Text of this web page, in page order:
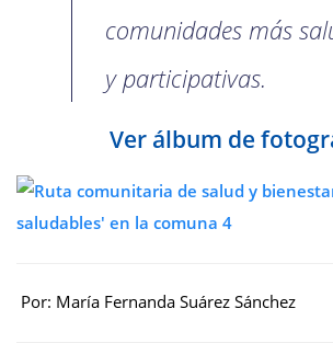
comunidades más
y participativas.
Ver álbum de
Por: María Fernanda Suárez Sánchez